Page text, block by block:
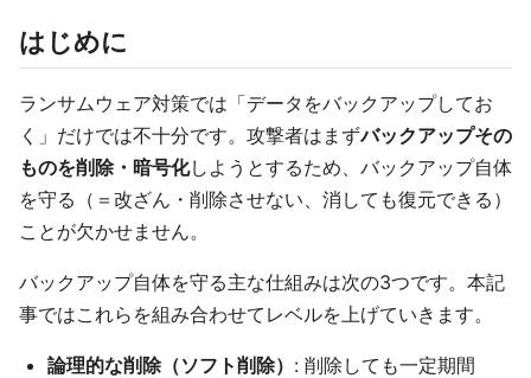
はじめに
ランサムウェア対策では「データをバックアップしてお
く」だけでは不十分です。攻撃者はまずバックアップその
ものを削除・暗号化しようとするため、バックアップ自体
を守る（＝改ざん・削除させない、消しても復元できる）
ことが欠かせません。
バックアップ自体を守る主な仕組みは次の3つです。本記
事ではこれらを組み合わせてレベルを上げていきます。
論理的な削除（ソフト削除） : 削除しても一定期間